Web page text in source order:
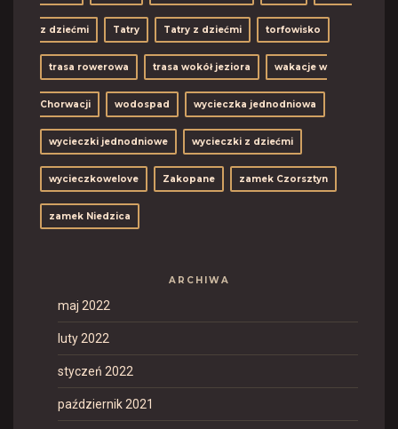
z dziećmi Tatry Tatry z dziećmi torfowisko
trasa rowerowa trasa wokół jeziora wakacje w
Chorwacji wodospad wycieczka jednodniowa
wycieczki jednodniowe wycieczki z dziećmi
wycieczkowelove Zakopane zamek Czorsztyn
zamek Niedzica
ARCHIWA
maj 2022
luty 2022
styczeń 2022
październik 2021